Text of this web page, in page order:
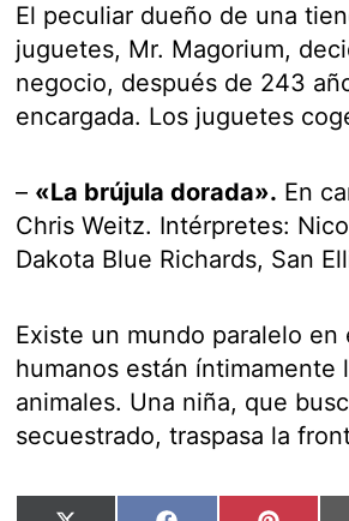
El peculiar dueño de una
juguetes, Mr. Magorium,
negocio, después de 243
encargada. Los juguetes
– «La brújula dorada». En
Chris Weitz. Intérpretes:
Dakota Blue Richards, San
Existe un mundo paralelo en
humanos están íntimamente
animales. Una niña, que
secuestrado, traspasa la